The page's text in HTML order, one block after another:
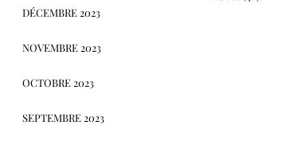
DÉCEMBRE 2023
NOVEMBRE 2023
OCTOBRE 2023
SEPTEMBRE 2023